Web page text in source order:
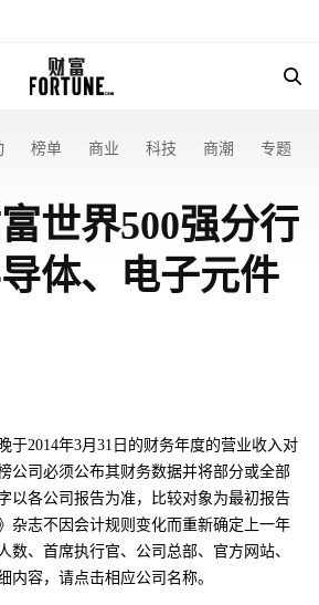
榜单 商业 科技 商潮 专题
世界500强分行
体、电子元件
于2014年3月31日的财务年度的营业收入对
公司必须公布其财务数据并将部分或全部
以各公司报告为准，比较对象为最初报告
杂志不因会计规则变化而重新确定上一年
数、首席执行官、公司总部、官方网站、
内容，请点击相应公司名称。